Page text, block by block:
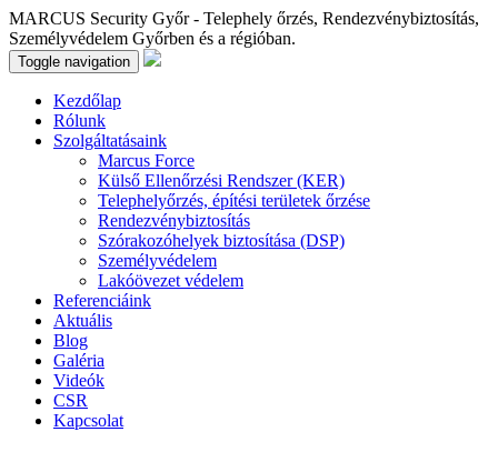
MARCUS Security Győr - Telephely őrzés, Rendezvénybiztosítás,
Személyvédelem Győrben és a régióban.
Toggle navigation
Kezdőlap
Rólunk
Szolgáltatásaink
Marcus Force
Külső Ellenőrzési Rendszer (KER)
Telephelyőrzés, építési területek őrzése
Rendezvénybiztosítás
Szórakozóhelyek biztosítása (DSP)
Személyvédelem
Lakóövezet védelem
Referenciáink
Aktuális
Blog
Galéria
Videók
CSR
Kapcsolat